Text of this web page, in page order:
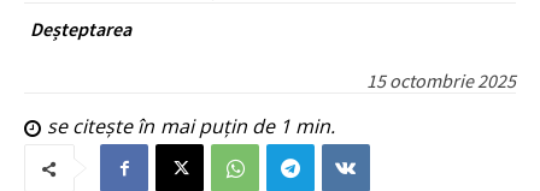
Deșteptarea
15 octombrie 2025
se citește în mai puțin de 1 min.